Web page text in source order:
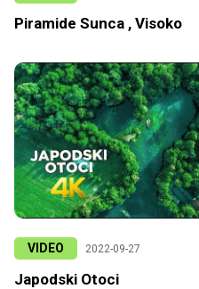
Piramide Sunca , Visoko
VIDEO 2022-09-27
Japodski Otoci